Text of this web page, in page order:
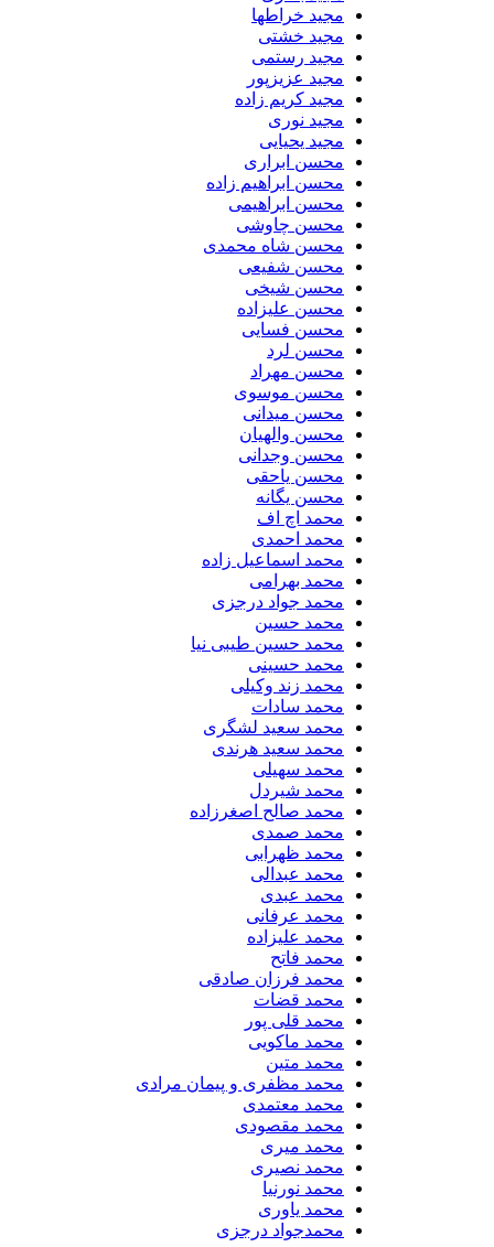
مجید خراطها
مجید خشتی
مجید رستمی
مجید عزیزپور
مجید کریم زاده
مجید نوری
مجید یحیایی
محسن ابراری
محسن ابراهیم زاده
محسن ابراهیمی
محسن چاوشی
محسن شاه محمدی
محسن شفیعی
محسن شیخی
محسن علیزاده
محسن فسایی
محسن لرد
محسن مهراد
محسن موسوی
محسن میدانی
محسن والهیان
محسن وجدانی
محسن یاحقی
محسن یگانه
محمد اچ اف
محمد احمدی
محمد اسماعیل زاده
محمد بهرامی
محمد جواد درجزی
محمد حسین
محمد حسین طیبی نیا
محمد حسینی
محمد زند وکیلی
محمد سادات
محمد سعید لشگری
محمد سعید هرندی
محمد سهیلی
​محمد شیردل
محمد صالح اصغرزاده
محمد صمدی
محمد ظهرابی
محمد عبدالی
محمد عبدی
محمد عرفانی
محمد علیزاده
محمد فاتح
محمد فرزان صادقی
محمد قضات
محمد قلی پور
محمد ماکویی
محمد متین
محمد مظفری و پیمان مرادی
محمد معتمدی
محمد مقصودی
محمد میری
محمد نصیری
محمد نورنیا
محمد یاوری
محمدجواد درجزی